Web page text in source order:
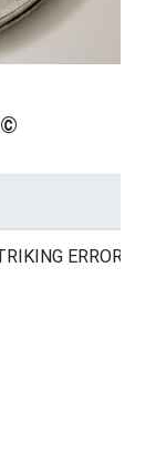
ERRORS